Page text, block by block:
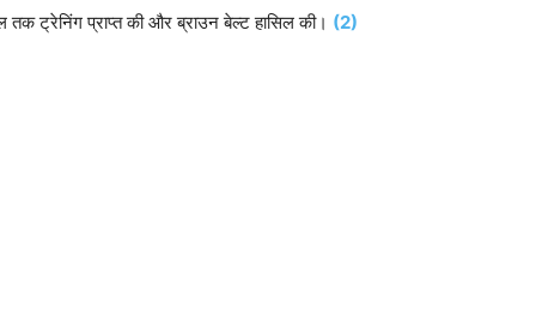
तक ट्रेनिंग प्राप्त की और ब्राउन बेल्ट हासिल की। (2)